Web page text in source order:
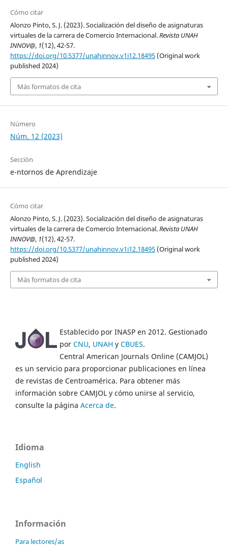
Cómo citar
Alonzo Pinto, S. J. (2023). Socialización del diseño de asignaturas
virtuales de la carrera de Comercio Internacional.Revista UNAH
INNOV@, 1(12), 42-57.
https://doi.org/10.5377/unahinnov.v1i12.18495(Original work
published 2024)
Más formatos de cita
Número
Núm. 12 (2023)
Sección
e-ntornos de Aprendizaje
Cómo citar
Alonzo Pinto, S. J. (2023). Socialización del diseño de asignaturas
virtuales de la carrera de Comercio Internacional.Revista UNAH
INNOV@, 1(12), 42-57.
https://doi.org/10.5377/unahinnov.v1i12.18495(Original work
published 2024)
Más formatos de cita
Establecido por INASP en 2012. Gestionado
por CNU, UNAH y CBUES.
Central American Journals Online (CAMJOL)
es un servicio para proporcionar publicaciones en línea
de revistas de Centroamérica. Para obtener más
información sobre CAMJOL y cómo unirse al servicio,
consulte la página Acerca de.
Idioma
English
Español
Información
Para lectores/as